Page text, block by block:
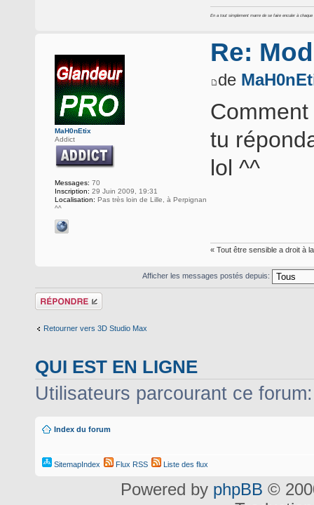
En a tout simplement marre de se faire enculer à
MaH0nEtix
Addict
Messages: 70
Inscription: 29 Juin 2009, 19:31
Localisation: Pas très loin de Lille, à Perpignan
^^
Re:
de
tu
lol ^^
« Tout être sensible a droit à
Afficher les messages postés depuis:
Répondre
Retourner vers 3D Studio Max
QUI EST EN LIGNE
Utilisateurs parcourant ce
Index du forum
SitemapIndex Flux RSS Liste des flux
Powered by phpBB ©